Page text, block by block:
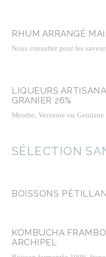
RHUM ARRANGÉ
Nous consulter pour les
LIQUEURS
GRANIER 26%
Menthe, Verveine ou Gentiane
SÉLECTION
BOISSONS
KOMBUCHA
ARCHIPEL